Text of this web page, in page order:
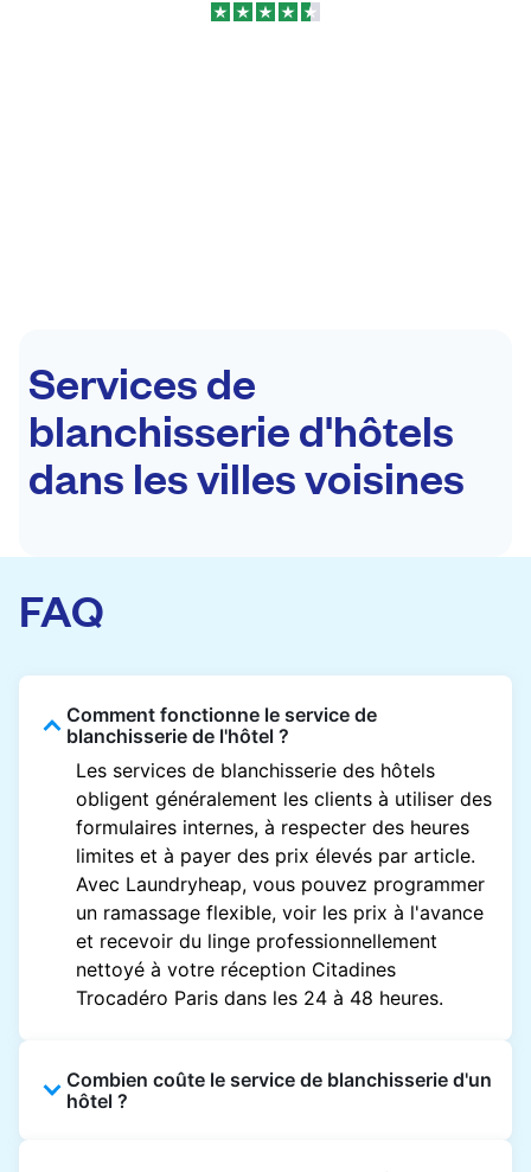
Services de
blanchisserie d'hôtels
dans les villes voisines
FAQ
Comment fonctionne le service de
blanchisserie de l'hôtel ?
Les services de blanchisserie des hôtels
obligent généralement les clients à utiliser des
formulaires internes, à respecter des heures
limites et à payer des prix élevés par article.
Avec Laundryheap, vous pouvez programmer
un ramassage flexible, voir les prix à l'avance
et recevoir du linge professionnellement
nettoyé à votre réception Citadines
Trocadéro Paris dans les 24 à 48 heures.
Combien coûte le service de blanchisserie d'un
hôtel ?